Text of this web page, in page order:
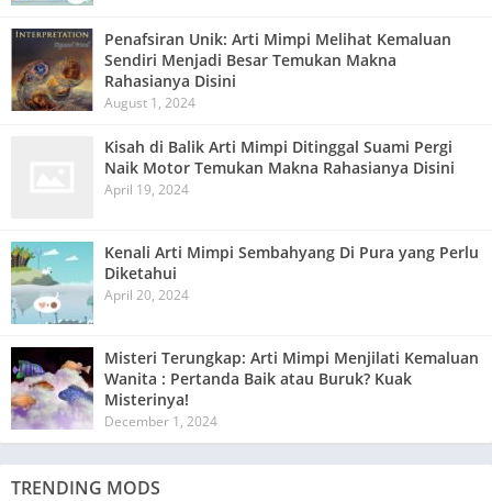
Penafsiran Unik: Arti Mimpi Melihat Kemaluan
Sendiri Menjadi Besar Temukan Makna
Rahasianya Disini
August 1, 2024
Kisah di Balik Arti Mimpi Ditinggal Suami Pergi
Naik Motor Temukan Makna Rahasianya Disini
April 19, 2024
Kenali Arti Mimpi Sembahyang Di Pura yang Perlu
Diketahui
April 20, 2024
Misteri Terungkap: Arti Mimpi Menjilati Kemaluan
Wanita : Pertanda Baik atau Buruk? Kuak
Misterinya!
December 1, 2024
TRENDING MODS